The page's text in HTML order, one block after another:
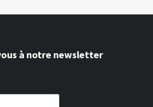
à notre newsletter